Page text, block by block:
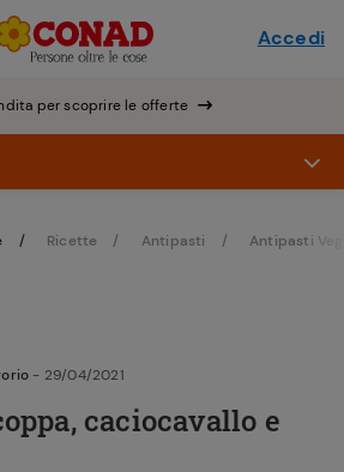
per scoprire le offerte
Accedi
Ricette Antipasti Antipasti
- 29/04/2021
caciocavallo e